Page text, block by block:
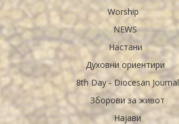
Worship
NEWS
Настани
Духовни ориентири
8th Day - Diocesan Journal
Зборови за живот
Најави